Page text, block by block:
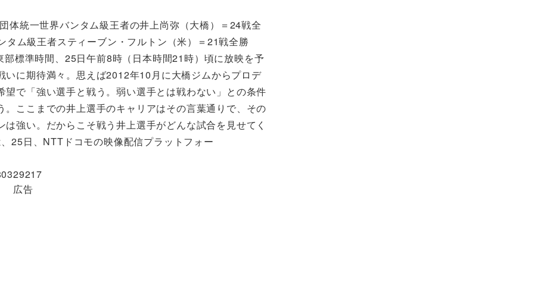
体統一世界バンタム級王者の井上尚弥（大橋）＝24戦全
ム級王者スティーブン・フルトン（米）＝21戦全勝
標準時間、25日午前8時（日本時間21時）頃に放映を予
に期待満々。思えば2012年10月に大橋ジムからプロデ
で「強い選手と戦う。弱い選手とは戦わない」との条件
ここまでの井上選手のキャリアはその言葉通りで、その
強い。だからこそ戦う井上選手がどんな試合を見せてく
25日、NTTドコモの映像配信プラットフォー
広告